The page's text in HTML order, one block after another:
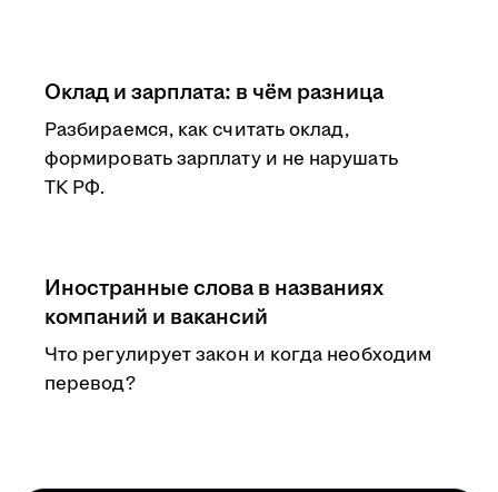
Оклад и зарплата: в чём разница
Разбираемся, как считать оклад,
формировать зарплату и не нарушать
ТК РФ.
Иностранные слова в названиях
компаний и вакансий
Что регулирует закон и когда необходим
перевод?